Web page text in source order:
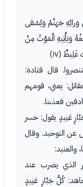
كُلُّ جَبَّارٍ عَنِيدٍ (١٥) مِنْ وَرائِهِ جَهَنَّمُ وَيُسْقى
يُسِيغُهُ وَيَأْتِيهِ الْمَوْتُ مِنْ
(١٧)
قال قتادة:
يعني، قومهم
فعذبنا.
عَنِيدٍ يقول: خسر
عن التوحيد. وقال
والعنيد:
الذي يضرب عند
كُلُّ جَبَّارٍ عَنِيدٍ